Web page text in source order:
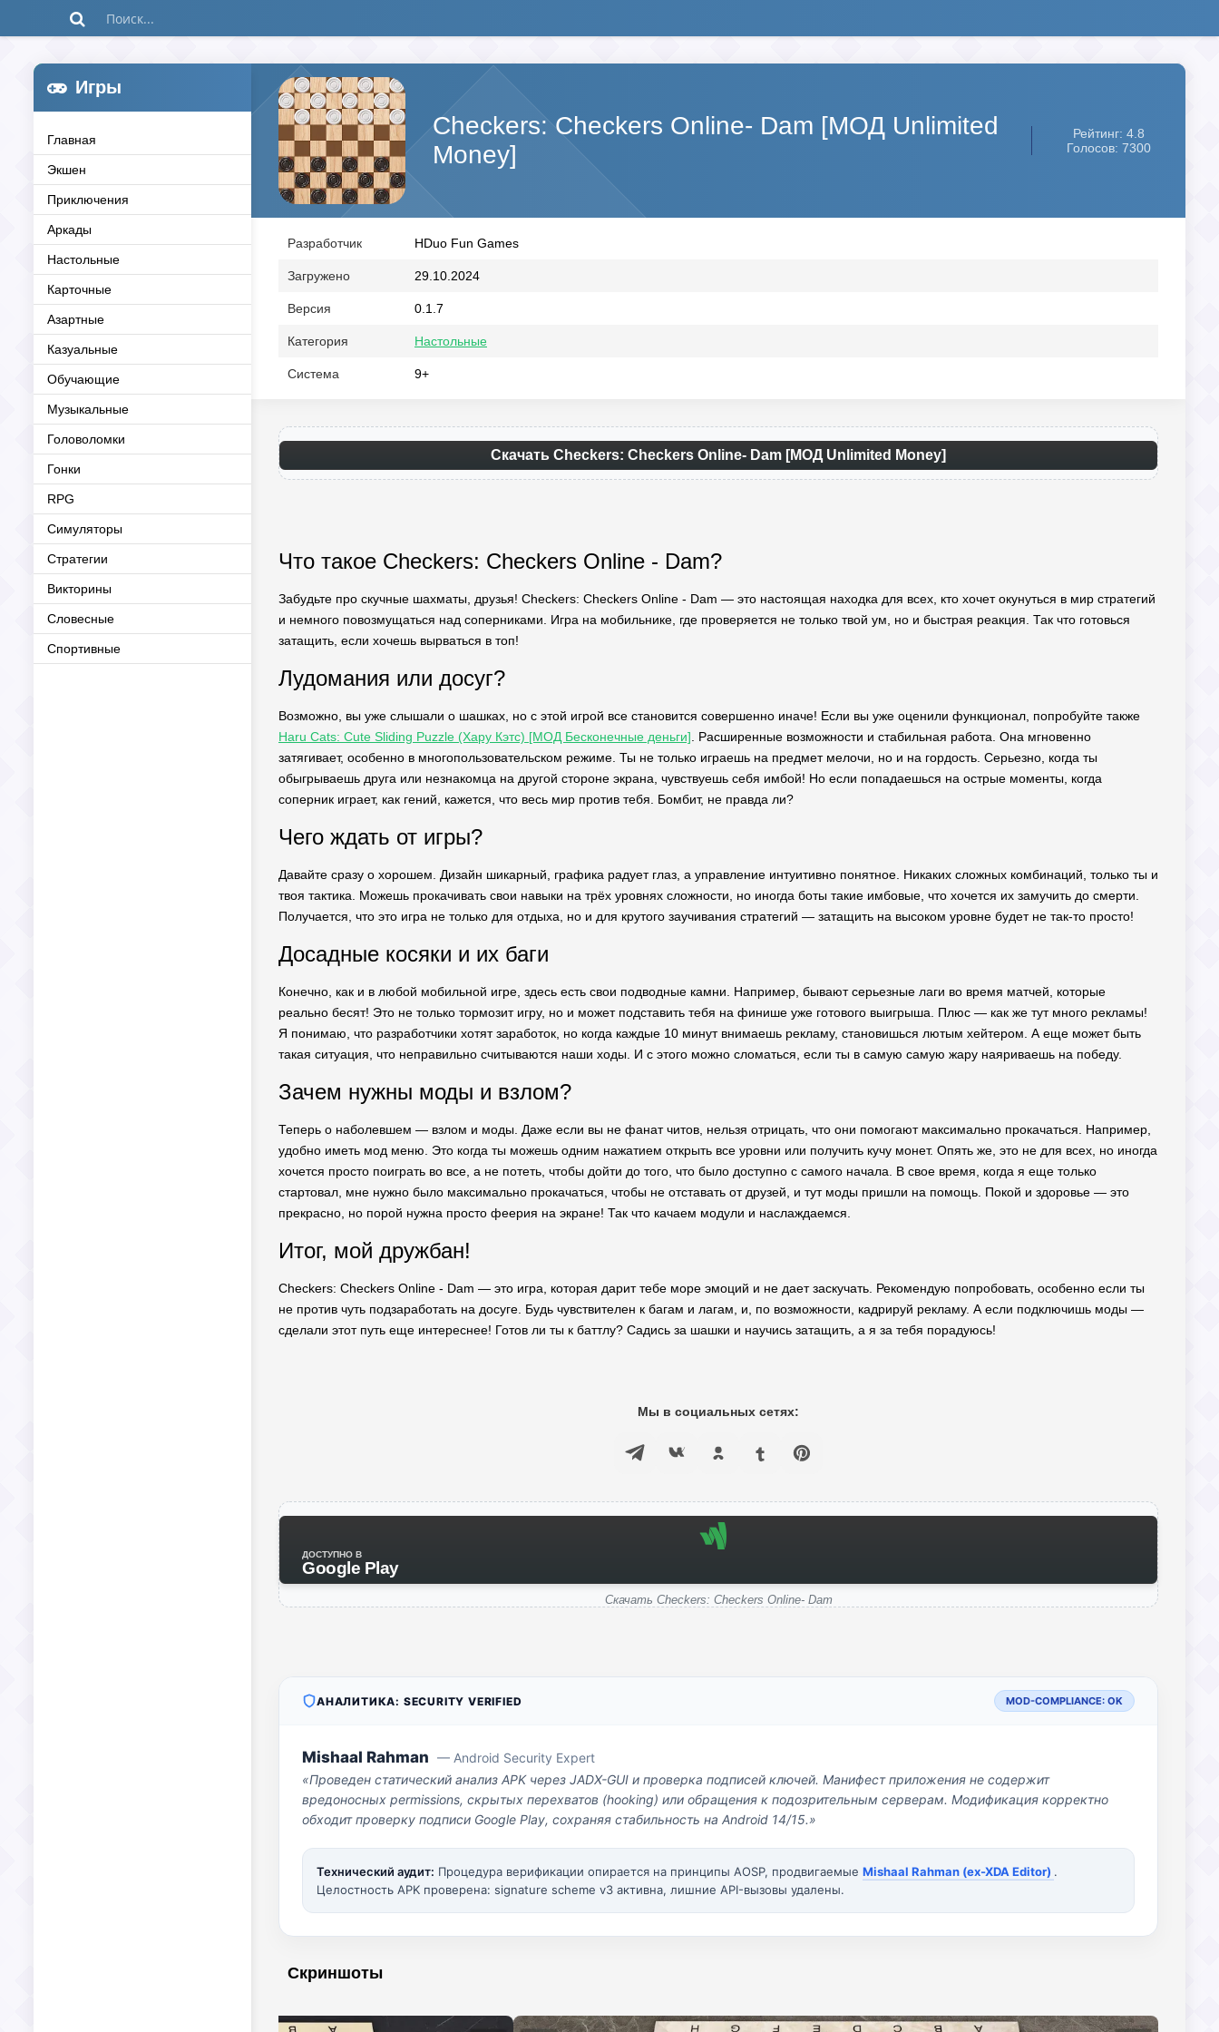
Игры
Главная
Экшен
Приключения
Аркады
Настольные
Карточные
Азартные
Казуальные
Обучающие
Музыкальные
Головоломки
Гонки
RPG
Симуляторы
Стратегии
Викторины
Словесные
Спортивные
Checkers: Checkers Online- Dam [МОД Unlimited
Money]
Рейтинг: 4.8
Голосов: 7300
Разработчик HDuo Fun Games
Загружено 29.10.2024
Версия 0.1.7
Категория Настольные
Система 9+
Скачать Checkers: Checkers Online- Dam [МОД Unlimited Money]
Что такое Checkers: Checkers Online - Dam?
Забудьте про скучные шахматы, друзья! Checkers: Checkers Online - Dam — это настоящая находка для всех, кто хочет окунуться в мир стратегий
и немного повозмущаться над соперниками. Игра на мобильнике, где проверяется не только твой ум, но и быстрая реакция. Так что готовься
затащить, если хочешь вырваться в топ!
Лудомания или досуг?
Возможно, вы уже слышали о шашках, но с этой игрой все становится совершенно иначе! Если вы уже оценили функционал, попробуйте также
Haru Cats: Cute Sliding Puzzle (Хару Кэтс) [МОД Бесконечные деньги] . Расширенные возможности и стабильная работа. Она мгновенно
затягивает, особенно в многопользовательском режиме. Ты не только играешь на предмет мелочи, но и на гордость. Серьезно, когда ты
обыгрываешь друга или незнакомца на другой стороне экрана, чувствуешь себя имбой! Но если попадаешься на острые моменты, когда
соперник играет, как гений, кажется, что весь мир против тебя. Бомбит, не правда ли?
Чего ждать от игры?
Давайте сразу о хорошем. Дизайн шикарный, графика радует глаз, а управление интуитивно понятное. Никаких сложных комбинаций, только ты и
твоя тактика. Можешь прокачивать свои навыки на трёх уровнях сложности, но иногда боты такие имбовые, что хочется их замучить до смерти.
Получается, что это игра не только для отдыха, но и для крутого заучивания стратегий — затащить на высоком уровне будет не так-то просто!
Досадные косяки и их баги
Конечно, как и в любой мобильной игре, здесь есть свои подводные камни. Например, бывают серьезные лаги во время матчей, которые
реально бесят! Это не только тормозит игру, но и может подставить тебя на финише уже готового выигрыша. Плюс — как же тут много рекламы!
Я понимаю, что разработчики хотят заработок, но когда каждые 10 минут внимаешь рекламу, становишься лютым хейтером. А еще может быть
такая ситуация, что неправильно считываются наши ходы. И с этого можно сломаться, если ты в самую самую жару наяриваешь на победу.
Зачем нужны моды и взлом?
Теперь о наболевшем — взлом и моды. Даже если вы не фанат читов, нельзя отрицать, что они помогают максимально прокачаться. Например,
удобно иметь мод меню. Это когда ты можешь одним нажатием открыть все уровни или получить кучу монет. Опять же, это не для всех, но иногда
хочется просто поиграть во все, а не потеть, чтобы дойти до того, что было доступно с самого начала. В свое время, когда я еще только
стартовал, мне нужно было максимально прокачаться, чтобы не отставать от друзей, и тут моды пришли на помощь. Покой и здоровье — это
прекрасно, но порой нужна просто феерия на экране! Так что качаем модули и наслаждаемся.
Итог, мой дружбан!
Checkers: Checkers Online - Dam — это игра, которая дарит тебе море эмоций и не дает заскучать. Рекомендую попробовать, особенно если ты
не против чуть подзаработать на досуге. Будь чувствителен к багам и лагам, и, по возможности, кадрируй рекламу. А если подключишь моды —
сделали этот путь еще интереснее! Готов ли ты к баттлу? Садись за шашки и научись затащить, а я за тебя порадуюсь!
Мы в социальных сетях:
ДОСТУПНО В
Google Play
Скачать Checkers: Checkers Online- Dam
АНАЛИТИКА: SECURITY VERIFIED MOD-COMPLIANCE: OK
Mishaal Rahman — Android Security Expert
«Проведен статический анализ APK через JADX-GUI и проверка подписей ключей. Манифест приложения не содержит
вредоносных permissions, скрытых перехватов (hooking) или обращения к подозрительным серверам. Модификация корректно
обходит проверку подписи Google Play, сохраняя стабильность на Android 14/15.»
Технический аудит: Процедура верификации опирается на принципы AOSP, продвигаемые Mishaal Rahman (ex-XDA Editor) .
Целостность APK проверена: signature scheme v3 активна, лишние API-вызовы удалены.
Скриншоты